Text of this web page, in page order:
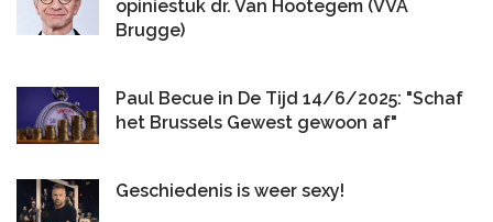
opiniestuk dr. Van Hootegem (VVA
Brugge)
Paul Becue in De Tijd 14/6/2025: "Schaf
het Brussels Gewest gewoon af"
Geschiedenis is weer sexy!